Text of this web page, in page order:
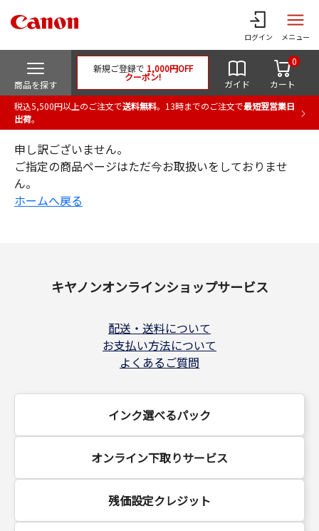
ログイン メニュー
商品を探す
新規ご登録で 1,000円OFF
クーポン!
ガイド カート
0
税込5,500円以上のご注文で送料無料。13時までのご注文で最短翌営業日
出荷。
申し訳ございません。
ご指定の商品ページはただ今お取扱いをしておりませ
ん。
ホームへ戻る
キヤノンオンラインショップサービス
配送・送料について
お支払い方法について
よくあるご質問
インク選べるパック
オンライン下取りサービス
残価設定クレジット